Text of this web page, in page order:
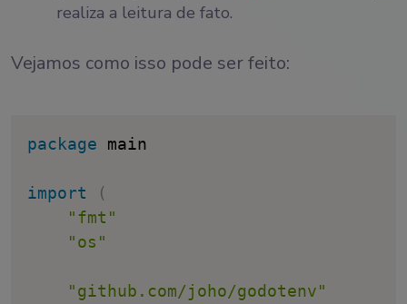
realiza a leitura de fato.
Vejamos como isso pode ser feito:
package main
import
(
"fmt"
"os"
"github.com/joho/godotenv"